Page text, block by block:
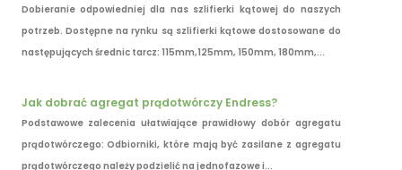
Dobieranie odpowiedniej dla nas szlifierki kątowej do naszych
potrzeb. Dostępne na rynku są szlifierki kątowe dostosowane do
następujących średnic tarcz: 115mm,125mm, 150mm, 180mm,...
Jak dobrać agregat prądotwórczy Endress?
Podstawowe zalecenia ułatwiające prawidłowy dobór agregatu
prądotwórczego: Odbiorniki, które mają być zasilane z agregatu
prądotwórczego należy podzielić na jednofazowe i...